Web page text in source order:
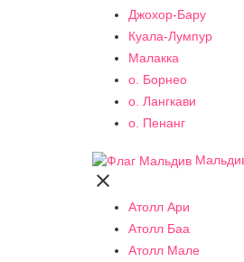
Джохор-Бару
Куала-Лумпур
Малакка
о. Борнео
о. Лангкави
о. Пенанг

Атолл Ари
Атолл Баа
Атолл Мале